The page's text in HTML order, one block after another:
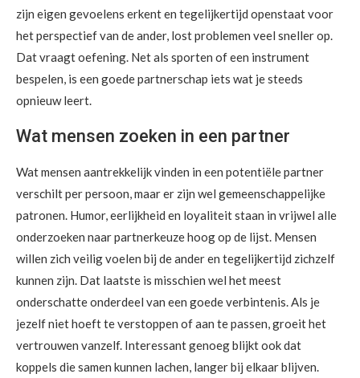
zijn eigen gevoelens erkent en tegelijkertijd openstaat voor
het perspectief van de ander, lost problemen veel sneller op.
Dat vraagt oefening. Net als sporten of een instrument
bespelen, is een goede partnerschap iets wat je steeds
opnieuw leert.
Wat mensen zoeken in een partner
Wat mensen aantrekkelijk vinden in een potentiële partner
verschilt per persoon, maar er zijn wel gemeenschappelijke
patronen. Humor, eerlijkheid en loyaliteit staan in vrijwel alle
onderzoeken naar partnerkeuze hoog op de lijst. Mensen
willen zich veilig voelen bij de ander en tegelijkertijd zichzelf
kunnen zijn. Dat laatste is misschien wel het meest
onderschatte onderdeel van een goede verbintenis. Als je
jezelf niet hoeft te verstoppen of aan te passen, groeit het
vertrouwen vanzelf. Interessant genoeg blijkt ook dat
koppels die samen kunnen lachen, langer bij elkaar blijven.